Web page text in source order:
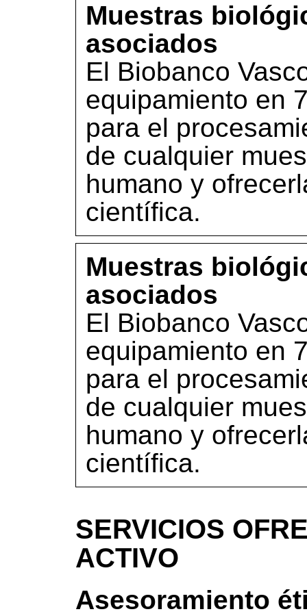
Muestras
asociados
El Biobanco
equipamiento en
para el
de cualquier
humano y
científica.
Muestras
asociados
El Biobanco
equipamiento en
para el
de cualquier
humano y
científica.
SERVICIOS
ACTIVO
Asesoramiento